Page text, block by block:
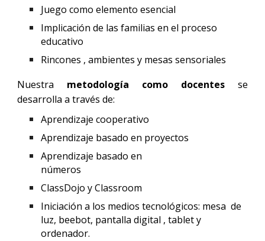
Juego como elemento esencial
Implicación de las familias en el proceso
educativo
Rincones , ambientes y mesas sensoriales
Nuestra metodología como docentesse
desarrolla a través de:
Aprendizaje cooperativo
Aprendizaje basado en proyectos
Aprendizaje basado en
números
ClassDojo y Classroom
Iniciación a los medios tecnológicos: mesa de
luz, beebot, pantalla digital , tablet y
ordenador.